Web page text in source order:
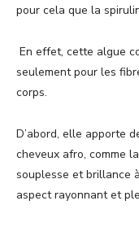
pour cela que la
En effet, cette algue
seulement pour les
corps.
D’abord, elle apporte
cheveux afro, comme
souplesse et brillance
aspect rayonnant et